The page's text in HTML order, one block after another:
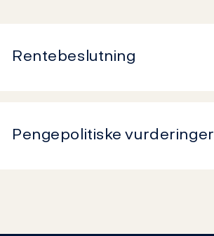
Rentebeslutning
Pengepolitiske vurderinger